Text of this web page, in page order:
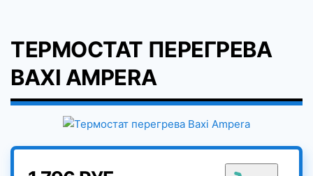
ТЕРМОСТАТ ПЕРЕГРЕВА
BAXI AMPERA